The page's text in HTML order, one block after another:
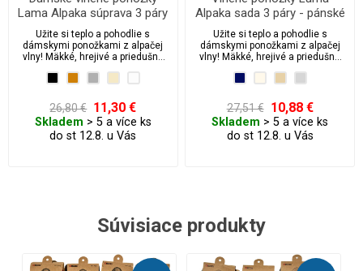
Lama Alpaka súprava 3 páry
Užite si teplo a pohodlie s
dámskymi ponožkami z alpačej
vlny! Mäkké, hrejivé a priedušné
komfort a voľnú cirkuláciu krvi.
Perfektná voľba pre citlivú
pokožku.
26,80 € 11,30 €
Skladem > 5 a více ks
do st 12.8. u Vás
Alpaka sada 3 páry - pánské
Užite si teplo a pohodlie s
dámskymi ponožkami z alpačej
vlny! Mäkké, hrejivé a priedušné
cirkuláciu krvi.
27,51 € 10,88 €
Skladem > 5 a více ks
do st 12.8. u Vás
Súvisiace produkty